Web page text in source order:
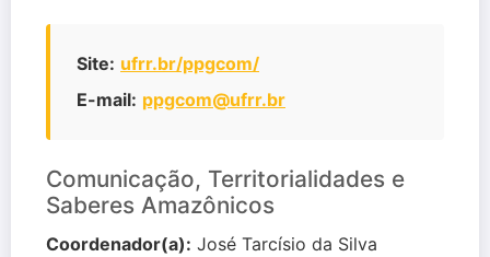
Site: ufrr.br/ppgcom/
E-mail: ppgcom@ufrr.br
Comunicação, Territorialidades e
Saberes Amazônicos
Coordenador(a): José Tarcísio da Silva